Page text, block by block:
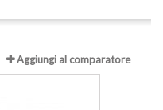
Aggiungi al comparatore